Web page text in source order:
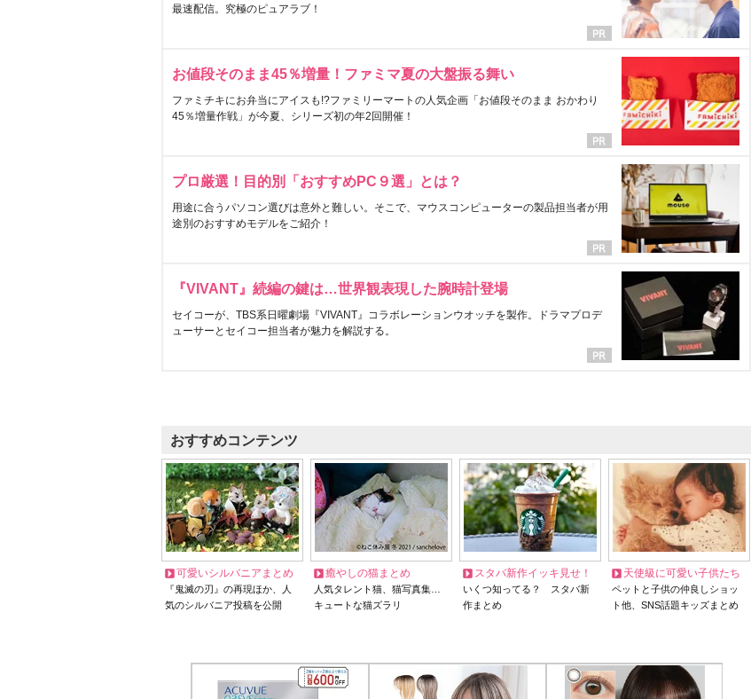
最速配信。究極のピュアラブ！
お値段そのまま45％増量！ファミマ夏の大盤振る舞い
ファミチキにお弁当にアイスも!?ファミリーマートの人気企画「お値段そのまま おかわり
45％増量作戦」が今夏、シリーズ初の年2回開催！
プロ厳選！目的別「おすすめPC９選」とは？
用途に合うパソコン選びは意外と難しい。そこで、マウスコンピューターの製品担当者が用
途別のおすすめモデルをご紹介！
『VIVANT』続編の鍵は…世界観表現した腕時計登場
セイコーが、TBS系日曜劇場『VIVANT』コラボレーションウオッチを製作。ドラマプロデ
ューサーとセイコー担当者が魅力を解説する。
おすすめコンテンツ
可愛いシルバニアまとめ
『鬼滅の刃』の再現ほか、人
気のシルバニア投稿を公開
癒やしの猫まとめ
人気タレント猫、猫写真集…
キュートな猫ズラリ
スタバ新作イッキ見せ！
いくつ知ってる？ スタバ新
作まとめ
天使級に可愛い子供たち
ペットと子供の仲良しショッ
ト他、SNS話題キッズまとめ